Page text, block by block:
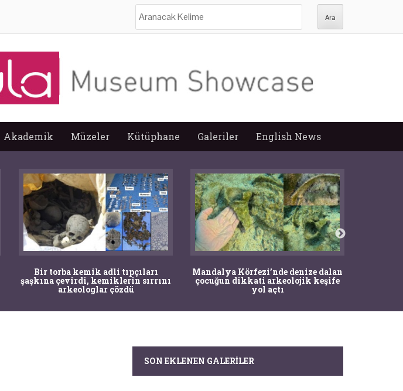
Akademik Müzeler Kütüphane Galeriler English News
Bir torba kemik adli tıpçıları
şaşkına çevirdi, kemiklerin sırrını
arkeologlar çözdü
Mandalya Körfezi’nde denize dalan
çocuğun dikkati arkeolojik keşife
yol açtı
SON EKLENEN GALERILER